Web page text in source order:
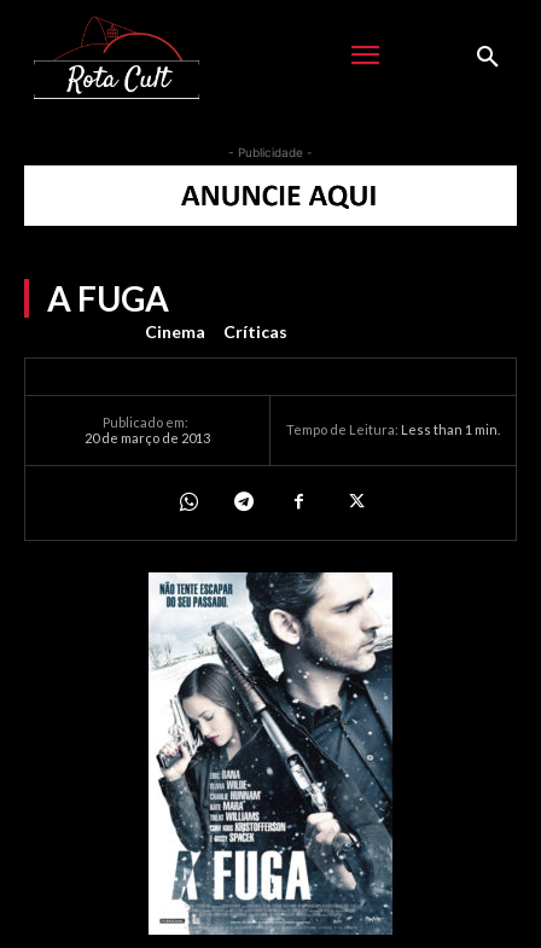
- Publicidade -
A FUGA
Cinema Críticas
Publicado em:
20 de março de 2013
Tempo de Leitura: Less than 1 min.